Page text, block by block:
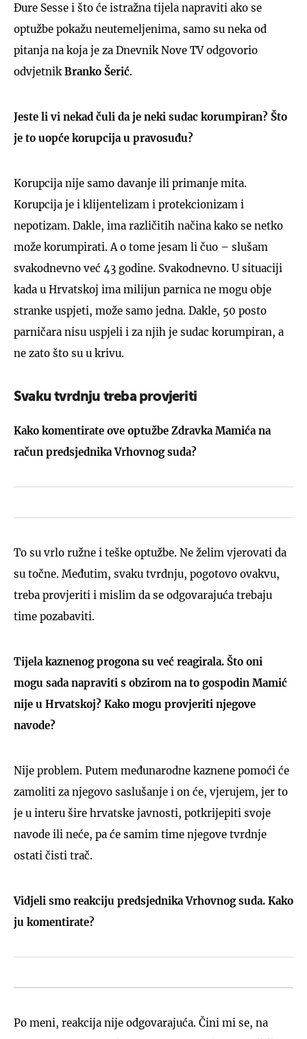
Đure Sesse i što će istražna tijela napraviti ako se
optužbe pokažu neutemeljenima, samo su neka od
pitanja na koja je za Dnevnik Nove TV odgovorio
odvjetnik Branko Šerić.
Jeste li vi nekad čuli da je neki sudac korumpiran? Što
je to uopće korupcija u pravosuđu?
Korupcija nije samo davanje ili primanje mita.
Korupcija je i klijentelizam i protekcionizam i
nepotizam. Dakle, ima različitih načina kako se netko
može korumpirati. A o tome jesam li čuo – slušam
svakodnevno već 43 godine. Svakodnevno. U situaciji
kada u Hrvatskoj ima milijun parnica ne mogu obje
stranke uspjeti, može samo jedna. Dakle, 50 posto
parničara nisu uspjeli i za njih je sudac korumpiran, a
ne zato što su u krivu.
Svaku tvrdnju treba provjeriti
Kako komentirate ove optužbe Zdravka Mamića na
račun predsjednika Vrhovnog suda?
To su vrlo ružne i teške optužbe. Ne želim vjerovati da
su točne. Međutim, svaku tvrdnju, pogotovo ovakvu,
treba provjeriti i mislim da se odgovarajuća trebaju
time pozabaviti.
Tijela kaznenog progona su već reagirala. Što oni
mogu sada napraviti s obzirom na to gospodin Mamić
nije u Hrvatskoj? Kako mogu provjeriti njegove
navode?
Nije problem. Putem međunarodne kaznene pomoći će
zamoliti za njegovo saslušanje i on će, vjerujem, jer to
je u interu šire hrvatske javnosti, potkrijepiti svoje
navode ili neće, pa će samim time njegove tvrdnje
ostati čisti trač.
Vidjeli smo reakciju predsjednika Vrhovnog suda. Kako
ju komentirate?
Po meni, reakcija nije odgovarajuća. Čini mi se, na